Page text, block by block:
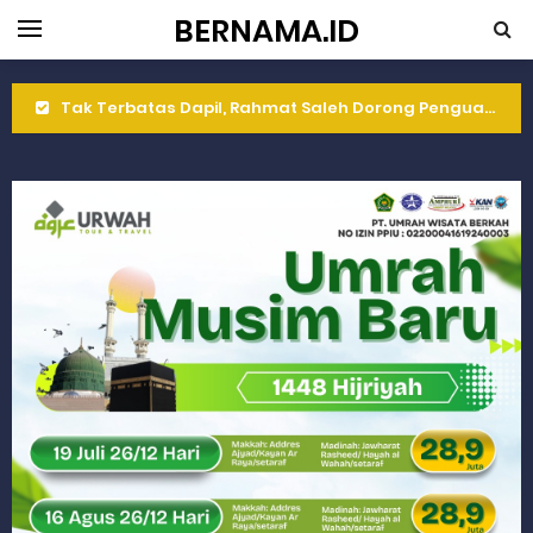
BERNAMA.ID
Tak Terbatas Dapil, Rahmat Saleh Dorong Penguatan Pertanian di Kabupaten Agam
Rahmat Saleh Resmikan Hunian Tetap KARTA untuk Korban Banjir Bandang di Sumbar
Gelar Musdalub, Ini Tujuan Partai Demokrat Sumbar
Wakili Gubernur Sumbar, Kabiro Kesra Hadiri dan Berikan Arahan pada MTQ Nasional ke-50 Tingkat Kec. Sungai Limau
RELIS KEJAKSAAN TINGGI SUMATERA BARAT
RELIS KEJAKSAAN TINGGI SUMATERA BARAT
RELIS KEJAKSAAN TINGGI SUMATERA BARAT
Peringati Hari Koperasi ke-79, Wagub Sumbar Dorong Koperasi Jadi Motor Penggerak Ekonomi Rakyat